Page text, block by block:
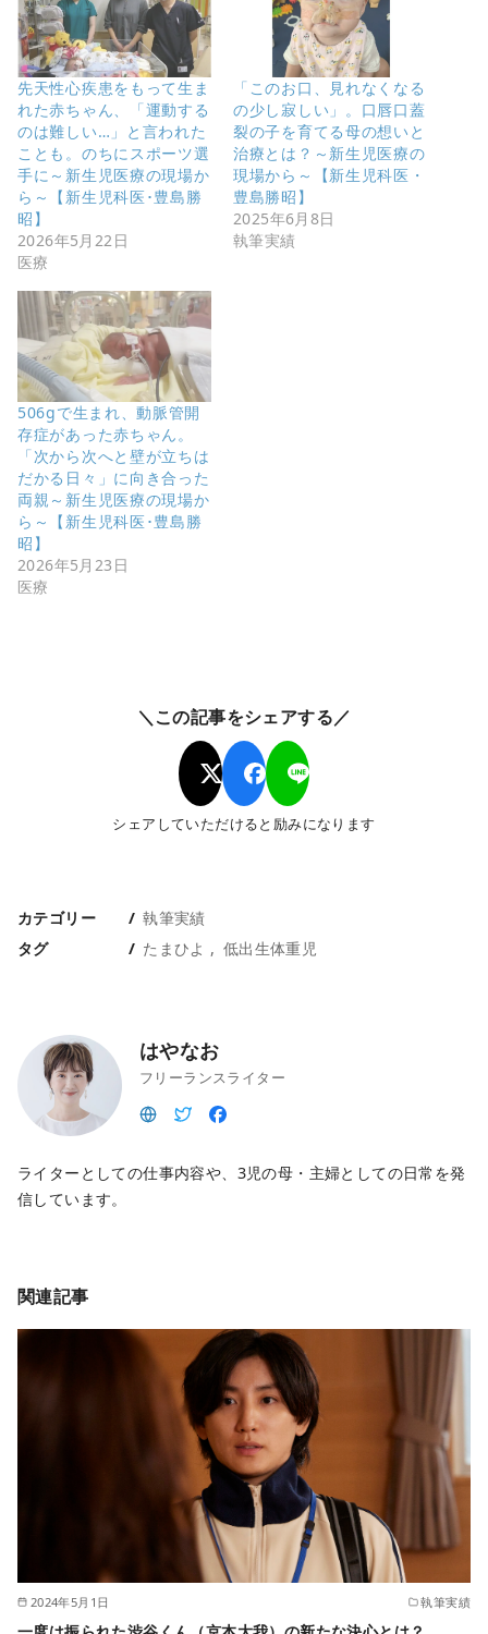
先天性心疾患をもって生ま
れた赤ちゃん、「運動する
のは難しい…」と言われた
ことも。のちにスポーツ選
手に～新生児医療の現場か
ら～【新生児科医･豊島勝
昭】
2026年5月22日
医療
「このお口、見れなくなる
の少し寂しい」。口唇口蓋
裂の子を育てる母の想いと
治療とは？～新生児医療の
現場から～【新生児科医・
豊島勝昭】
2025年6月8日
執筆実績
506gで生まれ、動脈管開
存症があった赤ちゃん。
「次から次へと壁が立ちは
だかる日々」に向き合った
両親～新生児医療の現場か
ら～【新生児科医･豊島勝
昭】
2026年5月23日
医療
＼この記事をシェアする／
シェアしていただけると励みになります
カテゴリー
執筆実績
タグ
たまひよ 低出生体重児
はやなお
フリーランスライター
ライターとしての仕事内容や、3児の母・主婦としての日常を発
信しています。
関連記事
2024年5月1日 執筆実績